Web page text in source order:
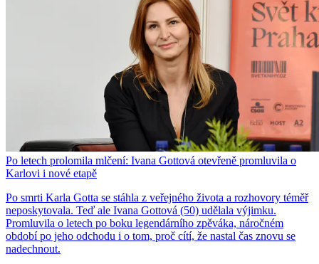
Po letech prolomila mlčení: Ivana Gottová otevřeně promluvila o
Karlovi i nové etapě
Po smrti Karla Gotta se stáhla z veřejného života a rozhovory téměř
neposkytovala. Teď ale Ivana Gottová (50) udělala výjimku.
Promluvila o letech po boku legendárního zpěváka, náročném
období po jeho odchodu i o tom, proč cítí, že nastal čas znovu se
nadechnout.